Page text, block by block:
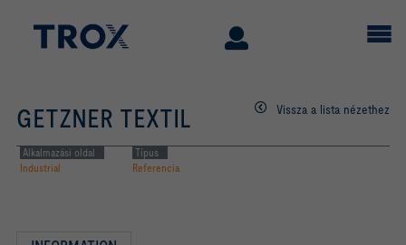
GETZNER TEXTIL Vissza a lista nézethez
Alkalmazási oldal
Industrial
Típus
Referencia